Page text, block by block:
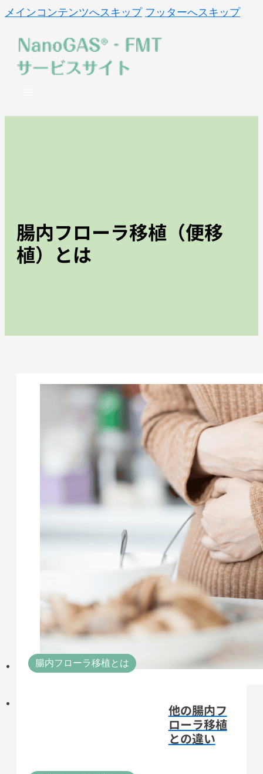
メインコンテンツへスキップ フッターへスキップ
腸内フローラ移植（便移
植）とは
腸内フローラ移植とは
他の腸内フ
ローラ移植
との違い